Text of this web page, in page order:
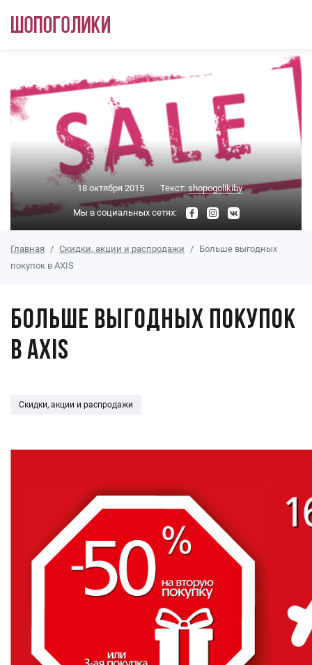
18 октября 2015 Текст: shopogolikiby
Мы в социальных сетях:
Главная Скидки, акции и распродажи
Больше выгодных
покупок в AXIS
Больше выгодных покупок
в AXIS
Скидки, акции и распродажи